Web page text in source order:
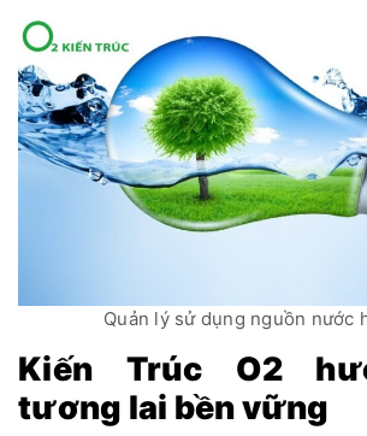
Quản lý sử dụng nguồn nước
Kiến Trúc O2
tương lai bền vững